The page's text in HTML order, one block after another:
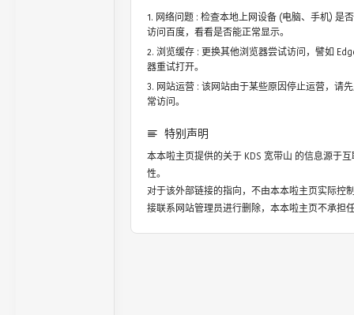
网络问题 : 检查本地上网设备 (电脑、手机) 是
访问百度，看看是否能正常显示。
浏览缓存 : 更换其他浏览器尝试访问，譬如
器重试打开。
网站运营 : 该网站由于某些原因停止运营，请
常访问。
特别声明
本本啦主页提供的关于 KDS 宽带山 的信息源于
性。
对于该外部链接的指向，不由本本啦主页实际控
接联系网站管理员进行删除，本本啦主页不承担